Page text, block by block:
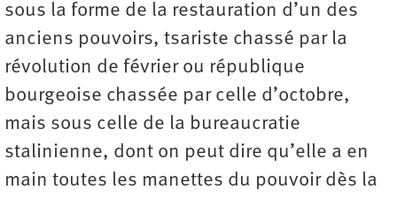
sous la forme de la restauration d’un des
anciens pouvoirs, tsariste chassé par la
révolution de février ou république
bourgeoise chassée par celle d’octobre,
mais sous celle de la bureaucratie
stalinienne, dont on peut dire qu’elle a en
main toutes les manettes du pouvoir dès la